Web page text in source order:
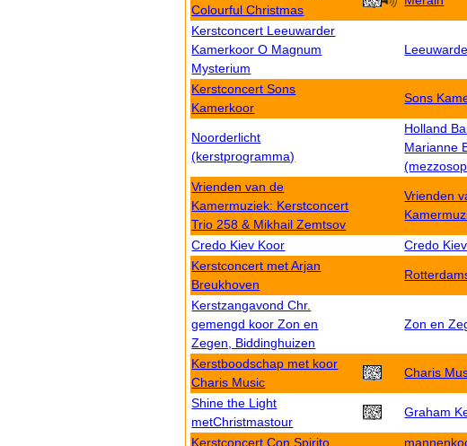
Colourful Christmas
Kerstconcert Leeuwarder
Kamerkoor O Magnum
Mysterium
Kerstconcert Sons
Kamerkoor
Sons
Noorderlicht
(kerstprogramma)
Holland
Marianne
Vrienden van de
Kamermuziek: Kerstconcert
Trio 258 & Mikhail Zemtsov
Vrienden
Credo Kiev Koor Credo Kiev
Kerstconcert met Arjan
Breukhoven
Kerstzangavond Chr.
gemengd koor Zon en
Zegen, Biddinghuizen
Zon en
Kerstboodschap met koor
Charis Music
Charis
Shine the Light
metChristmastour
Graham
Kerstconcert Con Spirito